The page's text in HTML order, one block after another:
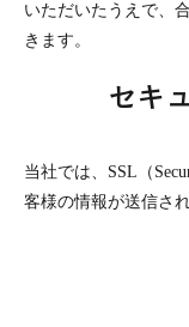
いただいたうえで、
きます。
セキ
当社では、SSL（
客様の情報が送信さ